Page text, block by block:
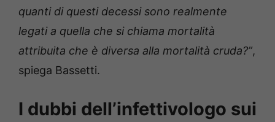
quanti di questi decessi sono realmente
legati a quella che si chiama mortalità
attribuita che è diversa alla mortalità cruda?”,
spiega Bassetti.
I dubbi dell’infettivologo sui